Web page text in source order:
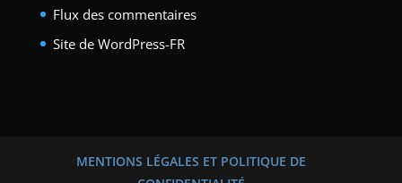
Flux des commentaires
Site de WordPress-FR
MENTIONS LÉGALES ET POLITIQUE DE